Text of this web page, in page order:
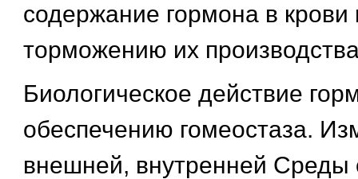
содержание гормона в крови
торможению их
Биологическое действие
обеспечению гомеостаза.
внешней, внутренней Среды